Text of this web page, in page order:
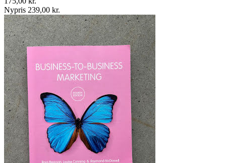
Nypris 239,00 kr.